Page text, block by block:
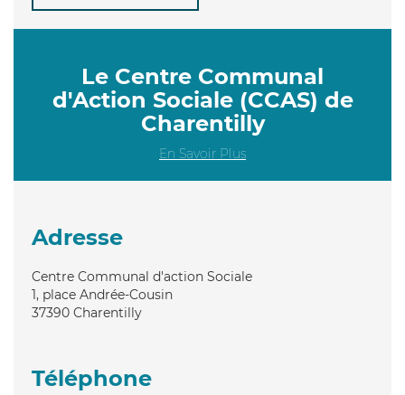
Le Centre Communal
d'Action Sociale (CCAS) de
Charentilly
En Savoir Plus
Adresse
Centre Communal d'action Sociale
1, place Andrée-Cousin
37390 Charentilly
Téléphone